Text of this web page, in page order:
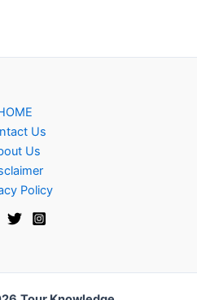
Us
Us
Policy